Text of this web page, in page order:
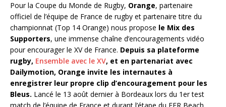
Pour la Coupe du Monde de Rugby, Orange, partenaire
officiel de l’équipe de France de rugby et partenaire titre du
championnat (Top 14 Orange) nous propose le Mix des
Supporters, une immense chaîne d’encouragements vidéo
pour encourager le XV de France. Depuis sa plateforme
rugby, Ensemble avec le XV, et en partenariat avec
Dailymotion, Orange invite les internautes à
enregistrer leur propre clip d’encouragement pour les
Bleus. Lancé le 13 août dernier à Bordeaux lors du 1er test